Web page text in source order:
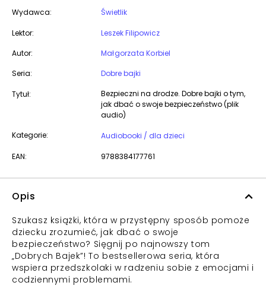
Wydawca: Świetlik
Lektor:
Leszek Filipowicz
Autor:
Małgorzata Korbiel
Seria:
Dobre bajki
Tytuł:
Bezpieczni na drodze. Dobre bajki o tym,
jak dbać o swoje bezpieczeństwo (plik
audio)
Kategorie:
Audiobooki / dla dzieci
EAN: 9788384177761
Opis
Szukasz książki, która w przystępny sposób pomoże
dziecku zrozumieć, jak dbać o swoje
bezpieczeństwo? Sięgnij po najnowszy tom
„Dobrych Bajek”! To bestsellerowa seria, która
wspiera przedszkolaki w radzeniu sobie z emocjami i
codziennymi problemami.